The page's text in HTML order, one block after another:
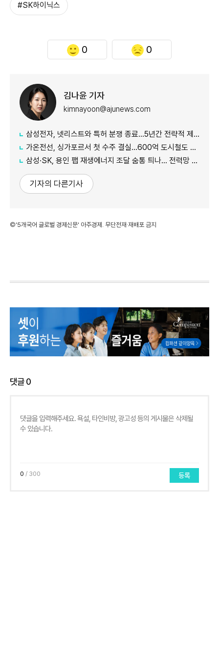
#SK하이닉스
0 0
김나윤 기자
kimnayoon@ajunews.com
삼성전자, 넷리스트와 특허 분쟁 종료…5년간 전략적 제휴
가온전선, 싱가포르서 첫 수주 결실…600억 도시철도 케이블 공급
삼성·SK, 용인 팹 재생에너지 조달 숨통 틔나… 전력망 확충에 에너지 리스크 완화 기대
기자의 다른기사
©'5개국어 글로벌 경제신문' 아주경제. 무단전재·재배포 금지
댓글0
0 / 300 등록